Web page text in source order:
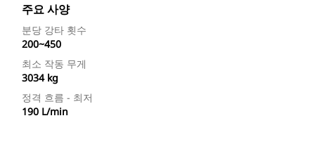
주요 사양
분당 강타 횟수
200~450
최소 작동 무게
3034 kg
정격 흐름 - 최저
190 L/min